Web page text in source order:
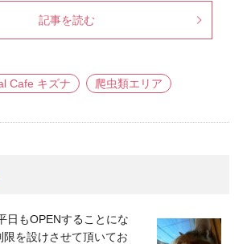
記事を読む
Cafe キズナ 爬虫類エリア
日もOPENすることにな
を設けさせて頂いてお